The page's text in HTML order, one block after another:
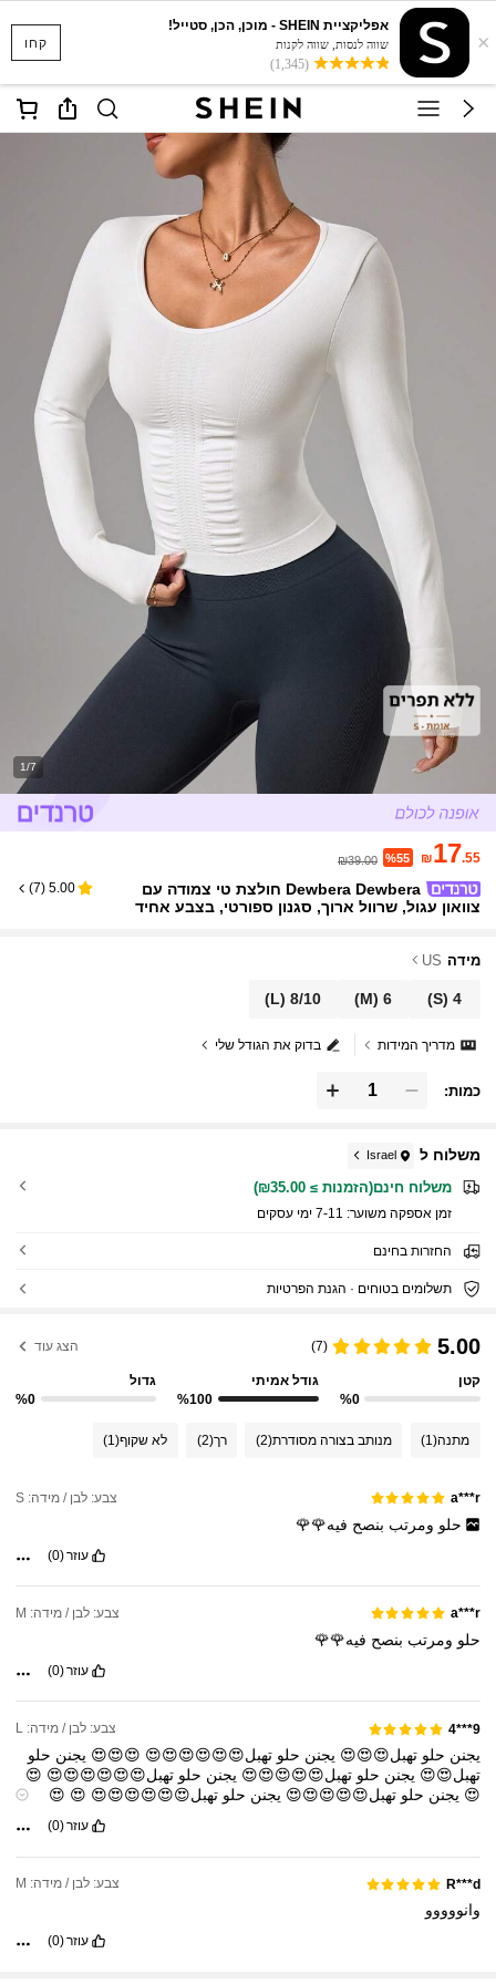
קחו ×
אפליקציית SHEIN - מוכן, הכן, סטייל!
שווה לנסות, שווה לקנות
(1,345)
1/7
₪17.55
%55
₪39.00
Dewbera Dewbera חולצת טי צמודה עם
צוואון עגול, שרוול ארוך, סגנון ספורטי, בצבע אחיד
5.00
(
7
)
מידה US
4
(S)
6
(M)
8/10
(L)
בדוק את הגודל שלי מדריך המידות
כמות:
משלוח ל Israel
משלוח חינם(הזמנות ≥ ₪35.00)
זמן אספקה ​​משוער: 7-11 ימי עסקים
החזרות בחינם
תשלומים בטוחים · הגנת הפרטיות
5.00
(7) הצג עוד
קטן
%0
גודל אמיתי
%100
גדול
%0
מתנה(1) מנותב בצורה מסודרת(2) רך(2) לא שקוף(1)
a***r צבע: לבן / מידה: S
حلو ومرتب بنصح فيه🌹🌹
עוזר(0)
a***r צבע: לבן / מידה: M
حلو ومرتب بنصح فيه🌹🌹
עוזר(0)
9***4 צבע: לבן / מידה: L
يجنن حلوتهبل😍😍😍 يجنن حلوتهبل😍😍😍😍😍😍 😍😍😍 يجنن حلو
تهبل😍😍 يجنن حلوتهبل😍😍😍😍😍 يجنن حلوتهبل😍😍😍😍😍😍 😍
😍 يجنن حلوتهبل😍😍😍😍😍 يجنن حلوتهبل😍😍😍😍😍😍 😍
😍
עוזר(0)
R***d צבע: לבן / מידה: M
وانووووو
עוזר(0)